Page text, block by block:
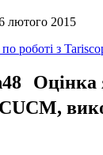
лютого 2015
роботі з
Оцінка